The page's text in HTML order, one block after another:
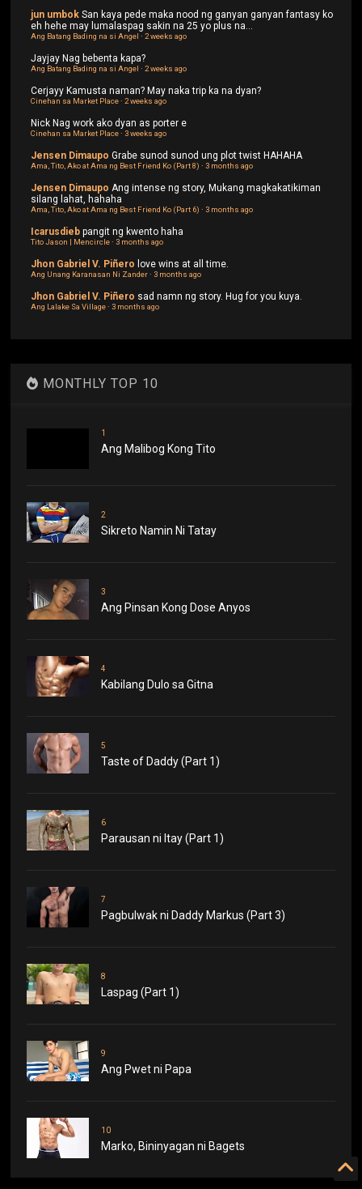
jun umbok San kaya pede maka nood ng ganyan ganyan fantasy ko
eh hehe may lumalaspag sakin na 25 yo plus na...
Ang Batang Bading na si Angel ·2 weeks ago
Jayjay Nag bebenta kapa?
Ang Batang Bading na si Angel ·2 weeks ago
Cerjayy Kamusta naman? May naka trip ka na dyan?
Cinehan sa Market Place·2 weeks ago
Nick Nag work ako dyan as porter e
Cinehan sa Market Place·3 weeks ago
Jensen Dimaupo Grabe sunod sunod ung plot twist HAHAHA
Ama, Tito, Ako at Ama ng Best Friend Ko (Part 8) ·3 months ago
Jensen Dimaupo Ang intense ng story, Mukang magkakatikiman
silang lahat, hahaha
Ama, Tito, Ako at Ama ng Best Friend Ko (Part 6) ·3 months ago
Icarusdieb pangit ng kwento haha
Tito Jason | Mencircle·3 months ago
Jhon Gabriel V. Piñero love wins at all time.
Ang Unang Karanasan Ni Zander·3 months ago
Jhon Gabriel V. Piñero sad namn ng story. Hug for you kuya.
Ang Lalake Sa Village·3 months ago
MONTHLY TOP 10
1
Ang Malibog Kong Tito
2
Sikreto Namin Ni Tatay
3
Ang Pinsan Kong Dose Anyos
4
Kabilang Dulo sa Gitna
5
Taste of Daddy (Part 1)
6
Parausan ni Itay (Part 1)
7
Pagbulwak ni Daddy Markus (Part 3)
8
Laspag (Part 1)
9
Ang Pwet ni Papa
10
Marko, Bininyagan ni Bagets